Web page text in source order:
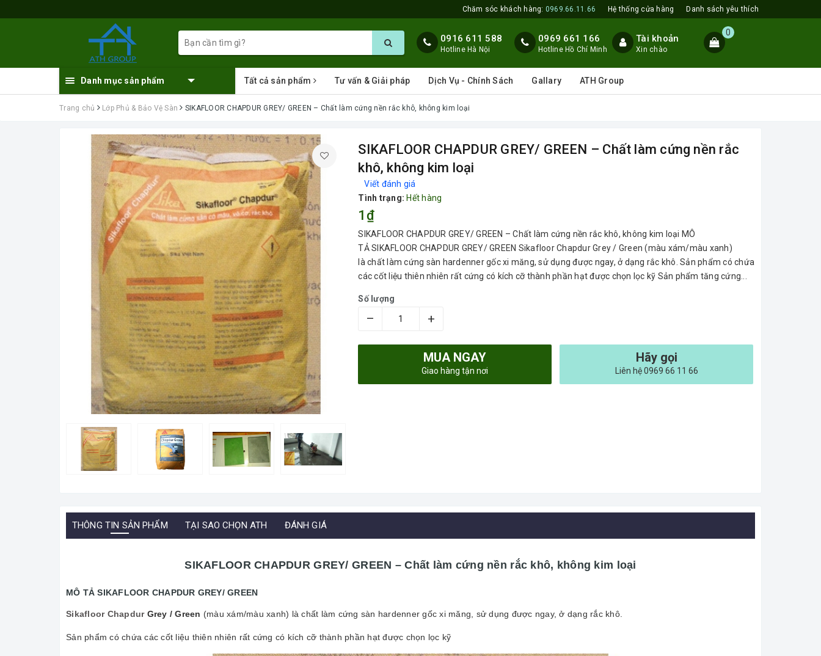
Chăm sóc khách hàng: 0969.66.11.66 Hệ thống cửa hàng Danh sách yêu thích
0916 611 588
Hotline Hà Nội
0969 661 166
Hotline Hồ Chí Minh
Tài khoản
Xin chào
0
Danh mục sản phẩm Tất cả sản phẩm Tư vấn & Giải pháp Dịch Vụ - Chính Sách Gallary ATH Group
Trang chủ Lớp Phủ & Bảo Vệ Sàn SIKAFLOOR CHAPDUR GREY/ GREEN – Chất làm cứng nền rắc khô, không kim loại
SIKAFLOOR CHAPDUR GREY/ GREEN – Chất làm cứng nền rắc
khô, không kim loại
Viết đánh giá
Tình trạng: Hết hàng
1₫
SIKAFLOOR CHAPDUR GREY/ GREEN – Chất làm cứng nền rắc khô, không kim loại MÔ
TẢ SIKAFLOOR CHAPDUR GREY/ GREEN Sikafloor Chapdur Grey / Green (màu xám/màu xanh)
là chất làm cứng sàn hardenner gốc xi măng, sử dụng được ngay, ở dạng rắc khô. Sản phẩm có chứa
các cốt liệu thiên nhiên rất cứng có kích cỡ thành phần hạt được chọn lọc kỹ Sản phẩm tăng cứng...
Số lượng
– +
MUA NGAY
Giao hàng tận nơi
Hãy gọi
Liên hệ 0969 66 11 66
THÔNG TIN SẢN PHẨM TẠI SAO CHỌN ATH ĐÁNH GIÁ
SIKAFLOOR CHAPDUR GREY/ GREEN – Chất làm cứng nền rắc khô, không kim loại
MÔ TẢ SIKAFLOOR CHAPDUR GREY/ GREEN
Sikafloor ChapdurGrey / Green (màu xám/màu xanh) là chất làm cứng sàn hardenner gốc xi măng, sử dụng được ngay, ở dạng rắc khô.
Sản phẩm có chứa các cốt liệu thiên nhiên rất cứng có kích cỡ thành phần hạt được chọn lọc kỹ